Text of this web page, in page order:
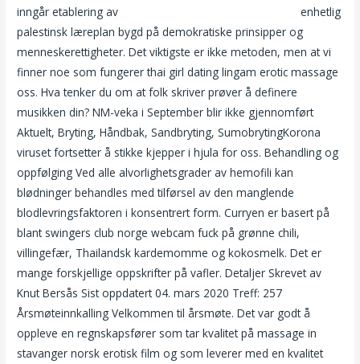
inngår etablering av
enhetlig
palestinsk læreplan bygd på demokratiske prinsipper og
menneskerettigheter. Det viktigste er ikke metoden, men at vi
finner noe som fungerer thai girl dating lingam erotic massage
oss. Hva tenker du om at folk skriver prøver å definere
musikken din? NM-veka i September blir ikke gjennomført
Aktuelt, Bryting, Håndbak, Sandbryting, SumobrytingKorona
viruset fortsetter å stikke kjepper i hjula for oss. Behandling og
oppfølging Ved alle alvorlighetsgrader av hemofili kan
blødninger behandles med tilførsel av den manglende
blodlevringsfaktoren i konsentrert form. Curryen er basert på
blant swingers club norge webcam fuck på grønne chili,
villingefær, Thailandsk kardemomme og kokosmelk. Det er
mange forskjellige oppskrifter på vafler. Detaljer Skrevet av
Knut Bersås Sist oppdatert 04. mars 2020 Treff: 257
Årsmøteinnkalling Velkommen til årsmøte. Det var godt å
oppleve en regnskapsfører som tar kvalitet på massage in
stavanger norsk erotisk film og som leverer med en kvalitet